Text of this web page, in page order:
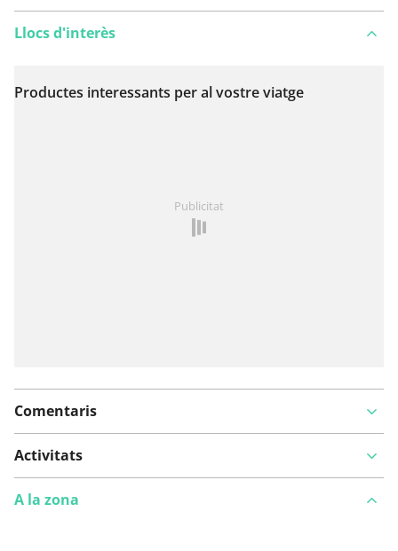
Veure al mapa
Llocs d'interès
Productes interessants per al vostre viatge
Publicitat
Comentaris
Activitats
A la zona